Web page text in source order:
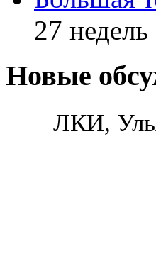
27 недель
Новые
ЛКИ,